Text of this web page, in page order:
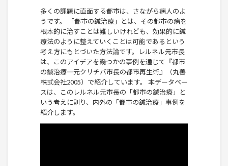
多くの課題に直面する都市は、さながら病人のよ
うです。 「都市の鍼治療」とは、その都市の病を
根本的に治すことは難しいけれども、効果的に鍼
療法のように整えていくことは可能であるという
考え方にもとづいた方法論です。レルネル元市長
は、このアイデアを幾つかの事例を通じて『都市
の鍼治療―元クリチバ市長の都市再生術』（丸善
株式会社2005）で紹介しています。 本データベー
スは、このレルネル元市長の「都市の鍼治療」と
いう考えに則り、内外の「都市の鍼治療」事例を
紹介します。